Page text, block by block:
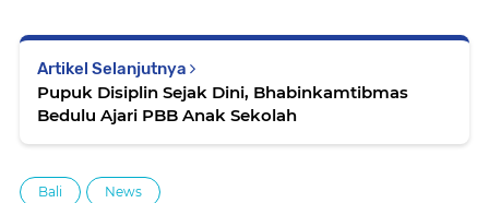
Artikel Selanjutnya
Pupuk Disiplin Sejak Dini, Bhabinkamtibmas
Bedulu Ajari PBB Anak Sekolah
Bali News